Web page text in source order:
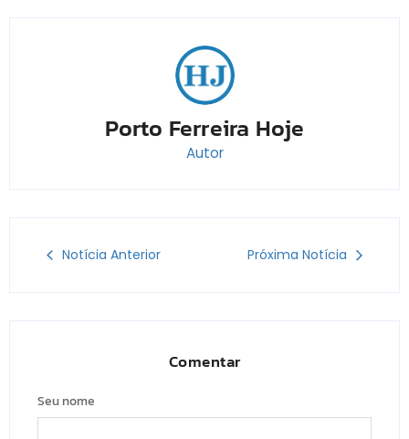
Porto Ferreira Hoje
Autor
Notícia Anterior Próxima Notícia
Comentar
Seu nome